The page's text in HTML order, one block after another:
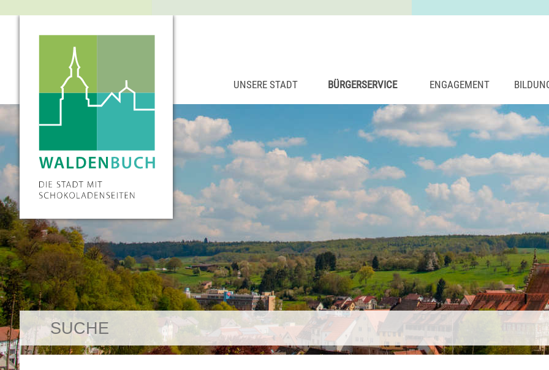
UNSERE STADT BÜRGERSERVICE ENGAGEMENT